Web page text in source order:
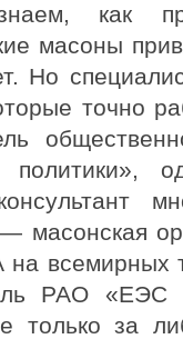
как
масоны
Но
точно
политики»,
масонская
на всемирных
РАО «ЕЭС
только за